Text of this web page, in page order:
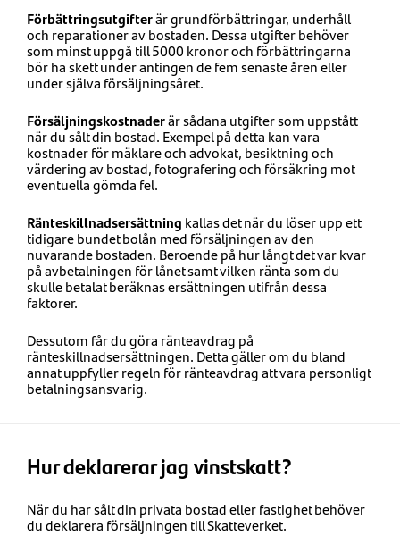
Förbättringsutgifterär grundförbättringar, underhåll
och reparationer av bostaden. Dessa utgifter behöver
som minst uppgå till 5000 kronor och förbättringarna
bör ha skett under antingen de fem senaste åren eller
under själva försäljningsåret.
Försäljningskostnaderär sådana utgifter som uppstått
när du sålt din bostad. Exempel på detta kan vara
kostnader för mäklare och advokat, besiktning och
värdering av bostad, fotografering och försäkring mot
eventuella gömda fel.
Ränteskillnadsersättning kallas det när du löser upp ett
tidigare bundet bolån med försäljningen av den
nuvarande bostaden. Beroende på hur långt det var kvar
på avbetalningen för lånet samt vilken ränta som du
skulle betalat beräknas ersättningen utifrån dessa
faktorer.
Dessutom får du göra ränteavdrag på
ränteskillnadsersättningen. Detta gäller om du bland
annat uppfyller regeln för ränteavdrag att vara personligt
betalningsansvarig.
Hur deklarerar jag vinstskatt?
När du har sålt din privata bostad eller fastighet behöver
du deklarera försäljningen till Skatteverket.